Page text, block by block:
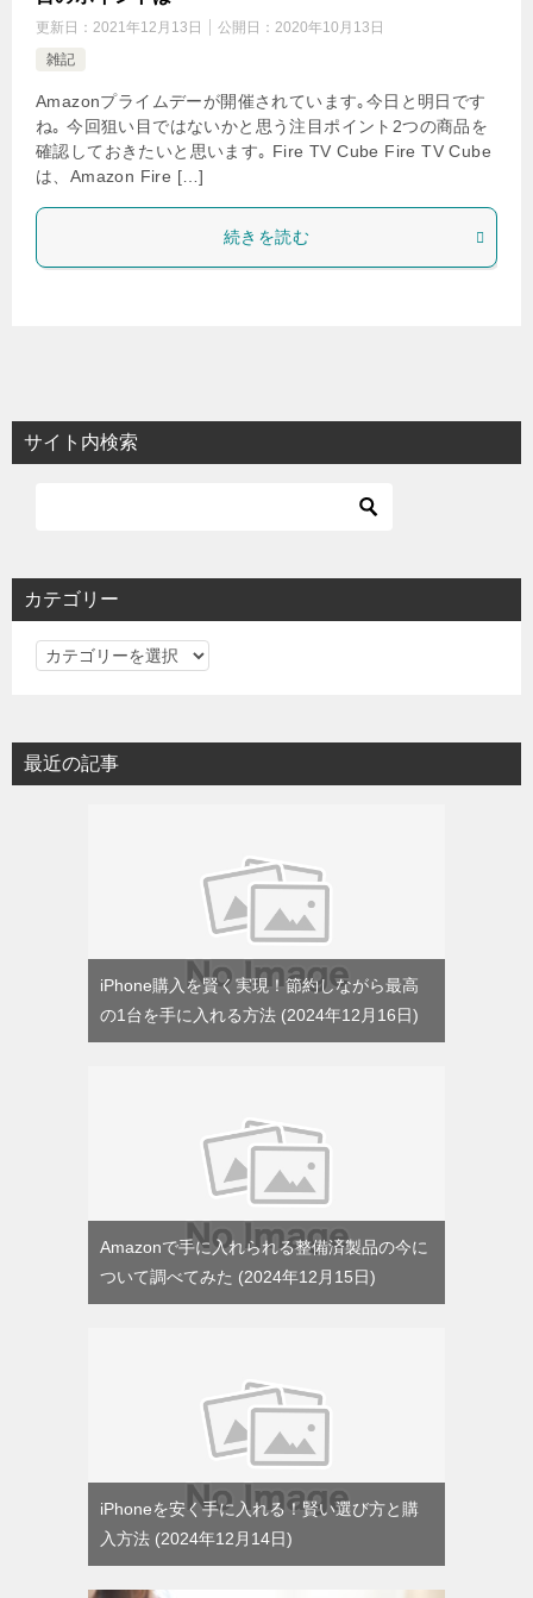
更新日： 2021年12月13日 公開日： 2020年10月13日
雑記
Amazonプライムデーが開催されています｡今日と明日です
ね｡ 今回狙い目ではないかと思う注目ポイント2つの商品を
確認しておきたいと思います｡ Fire TV Cube Fire TV Cube
は、Amazon Fire […]
続きを読む
サイト内検索
カテゴリー
カ
リ
ー
最近の記事
iPhone購入を賢く実現！節約しながら最高
の1台を手に入れる方法
2024年12月16日
Amazonで手に入れられる整備済製品の今に
ついて調べてみた
2024年12月15日
iPhoneを安く手に入れる！賢い選び方と購
入方法
2024年12月14日